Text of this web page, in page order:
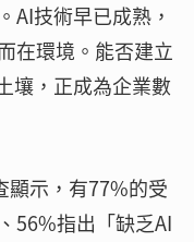
AI技術早已成熟，
在環境。能否建立
壤，正成為企業數
顯示，有77%的受
56%指出「缺乏AI